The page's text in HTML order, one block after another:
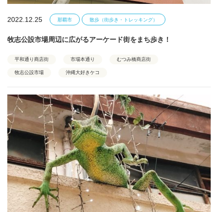
2022.12.25 那覇市 散歩（街歩き・トレッキング）
牧志公設市場周辺に広がるアーケード街をまち歩き！
平和通り商店街 市場本通り むつみ橋商店街
牧志公設市場 沖縄大好きケコ